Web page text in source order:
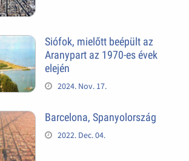
Siófok, mielőtt beépült az
Aranypart az 1970-es évek
elején
2024. Nov. 17.
Barcelona, Spanyolország
2022. Dec. 04.